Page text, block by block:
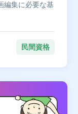
編集に必要な基
民間資格